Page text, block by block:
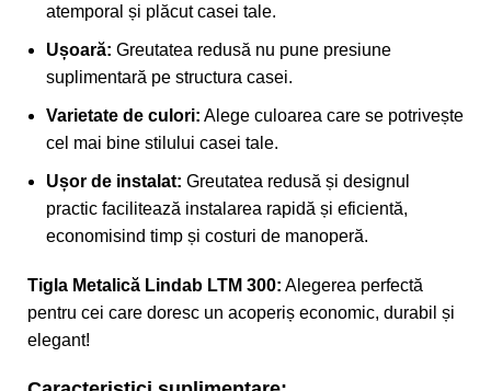
atemporal și plăcut casei tale.
Ușoară: Greutatea redusă nu pune presiune
suplimentară pe structura casei.
Varietate de culori: Alege culoarea care se potrivește
cel mai bine stilului casei tale.
Ușor de instalat: Greutatea redusă și designul
practic facilitează instalarea rapidă și eficientă,
economisind timp și costuri de manoperă.
Tigla Metalică Lindab LTM 300: Alegerea perfectă
pentru cei care doresc un acoperiș economic, durabil și
elegant!